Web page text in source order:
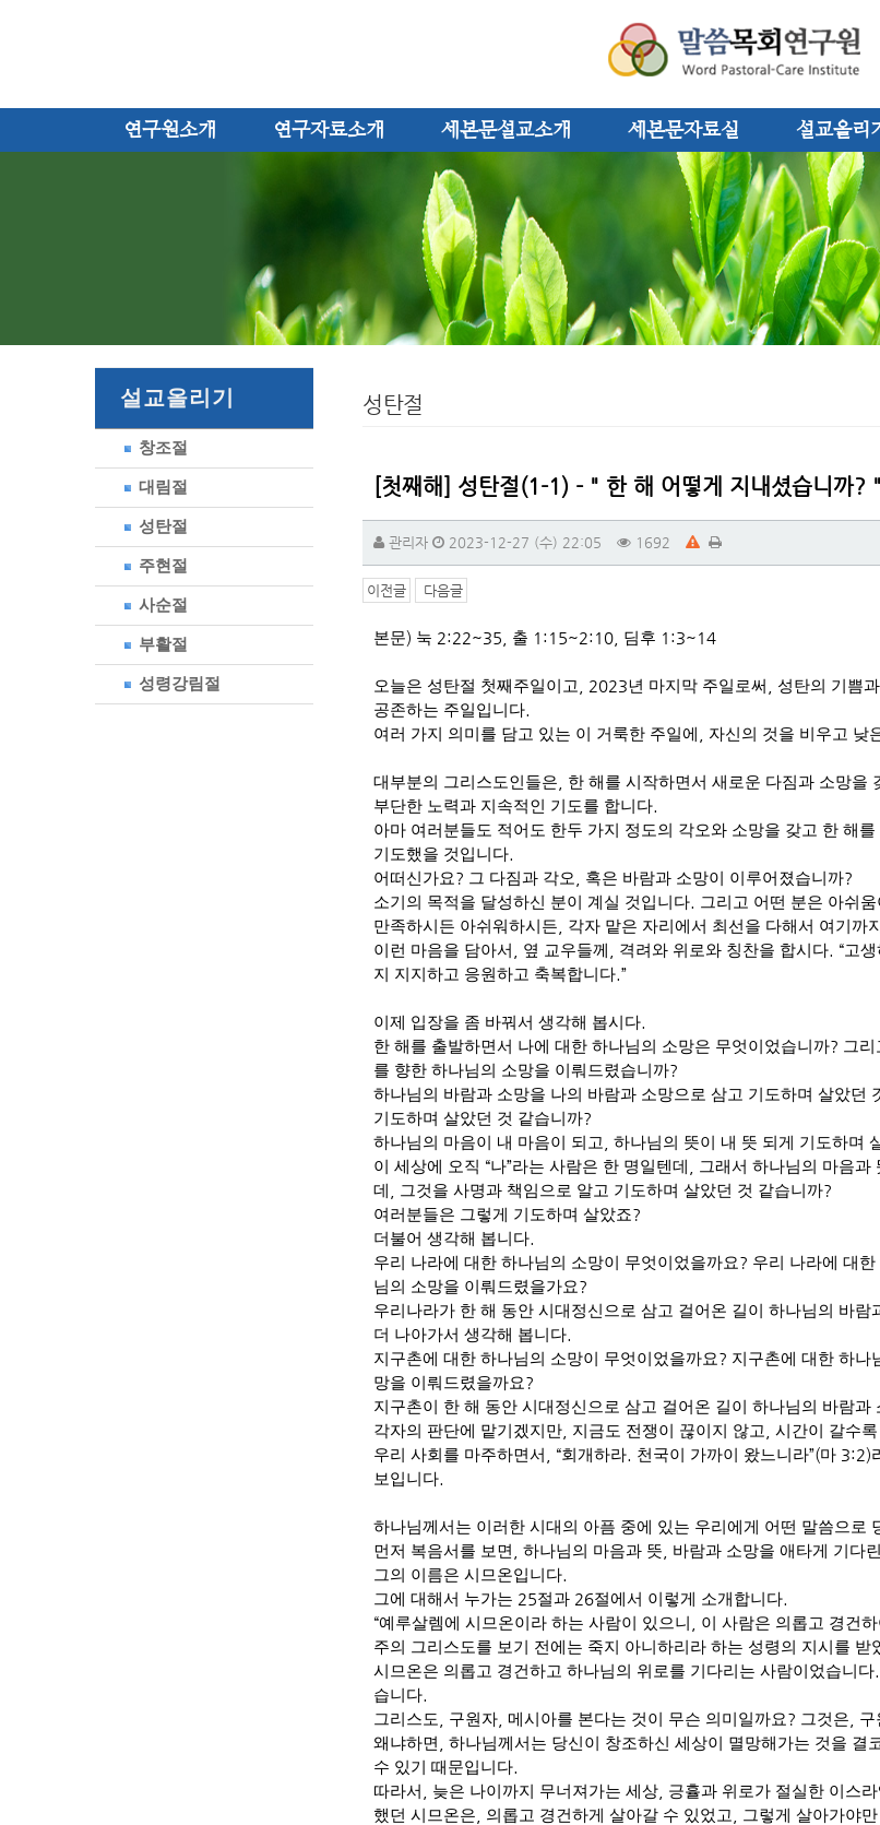
연구원소개 연구자료소개 세본문설교소개 세본문자료실 설교올리
설교올리기
창조절
대림절
성탄절
주현절
사순절
부활절
성령강림절
성탄절
[첫째해] 성탄절(1-1) - " 한 해 어떻게 지내셨습니까
관리자 2023-12-27 (수) 22:05 1692
이전글 다음글
본문) 눅 2:22~35, 출 1:15~2:10, 딤후 1:3~14
오늘은 성탄절 첫째주일이고 , 2023년 마지막 주일로써 성탄의 기쁨
공존하는 주일입니다.
여러 가지 의미를 담고 있는 이 거룩한 주일에 자신의 것을 비우고 낮
대부분의 그리스도인들은 한 해를 시작하면서 새로운 다짐과 소망을
부단한 노력과 지속적인 기도를 합니다.
아마 여러분들도 적어도 한두 가지 정도의 각오와 소망을 갖고 한 해를
기도했을 것입니다.
어떠신가요? 그 다짐과 각오 혹은 바람과 소망이 이루어졌습니까?
소기의 목적을 달성하신 분이 계실 것입니다. 그리고 어떤 분은 아쉬
만족하시든 아쉬워하시든 각자 맡은 자리에서 최선을 다해서 여기까
이런 마음을 담아서 옆 교우들께 격려와 위로와 칭찬을 합시다. “고
지 지지하고 응원하고 축복합니다.”
이제 입장을 좀 바꿔서 생각해 봅시다.
한 해를 출발하면서 나에 대한 하나님의 소망은 무엇이었습니까? 그
를 향한 하나님의 소망을 이뤄드렸습니까?
하나님의 바람과 소망을 나의 바람과 소망으로 삼고 기도하며 살았던
기도하며 살았던 것 같습니까?
하나님의 마음이 내 마음이 되고 하나님의 뜻이 내 뜻 되게 기도하며
이 세상에 오직 “나”라는 사람은 한 명일텐데 그래서 하나님의 마음과
데
그것을 사명과 책임으로 알고 기도하며 살았던 것 같습니까?
여러분들은 그렇게 기도하며 살았죠?
더불어 생각해 봅니다.
우리 나라에 대한 하나님의 소망이 무엇이었을까요? 우리 나라에 대
님의 소망을 이뤄드렸을가요?
우리나라가 한 해 동안 시대정신으로 삼고 걸어온 길이 하나님의 바람
더 나아가서 생각해 봅니다.
지구촌에 대한 하나님의 소망이 무엇이었을까요? 지구촌에 대한 하나
망을 이뤄드렸을까요?
지구촌이 한 해 동안 시대정신으로 삼고 걸어온 길이 하나님의 바람과
각자의 판단에 맡기겠지만 지금도 전쟁이 끊이지 않고 시간이 갈수
우리 사회를 마주하면서
, “회개하라. 천국이 가까이 왔느니라”(마 3:2)
보입니다.
하나님께서는 이러한 시대의 아픔 중에 있는 우리에게 어떤 말씀으로
먼저 복음서를 보면 하나님의 마음과 뜻 바람과 소망을 애타게 기다
그의 이름은 시므온입니다.
그에 대해서 누가는 25절과 26절에서 이렇게 소개합니다.
“예루살렘에 시므온이라 하는 사람이 있으니
이 사람은 의롭고 경건
주의 그리스도를 보기 전에는 죽지 아니하리라 하는 성령의 지시를 받
시므온은 의롭고 경건하고 하나님의 위로를 기다리는 사람이었습니다.
습니다.
그리스도 구원자 메시아를 본다는 것이 무슨 의미일까요? 그것은 구
왜냐하면
하나님께서는 당신이 창조하신 세상이 멸망해가는 것을
수 있기 때문입니다.
따라서 늦은 나이까지 무너져가는 세상 긍휼과 위로가 절실한 이스
했던 시므온은
의롭고 경건하게 살아갈 수 있었고 그렇게 살아가야